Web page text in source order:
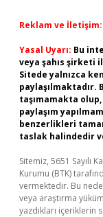
Reklam ve İletişim:
Yasal Uyarı: Bu
veya şahıs şirketi
Sitede yalnızca
taşımamakta
paylaşım
benzerlikleri
taslak halindedir
Sitemiz, 5651 Sayılı
Kurumu (BTK)
vermektedir. Bu
veya araştırma
yazdıkları içeriklerin